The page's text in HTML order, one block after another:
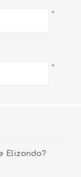
*
*
Elizondo?